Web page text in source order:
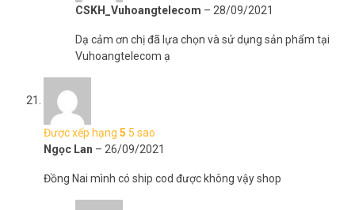
CSKH_Vuhoangtelecom – 28/09/2021
Dạ cảm ơn chị đã lựa chọn và sử dụng sản phẩm tại
Vuhoangtelecom ạ
Được xếp hạng 5 5 sao
Ngọc Lan – 26/09/2021
Đồng Nai mình có ship cod được không vậy shop